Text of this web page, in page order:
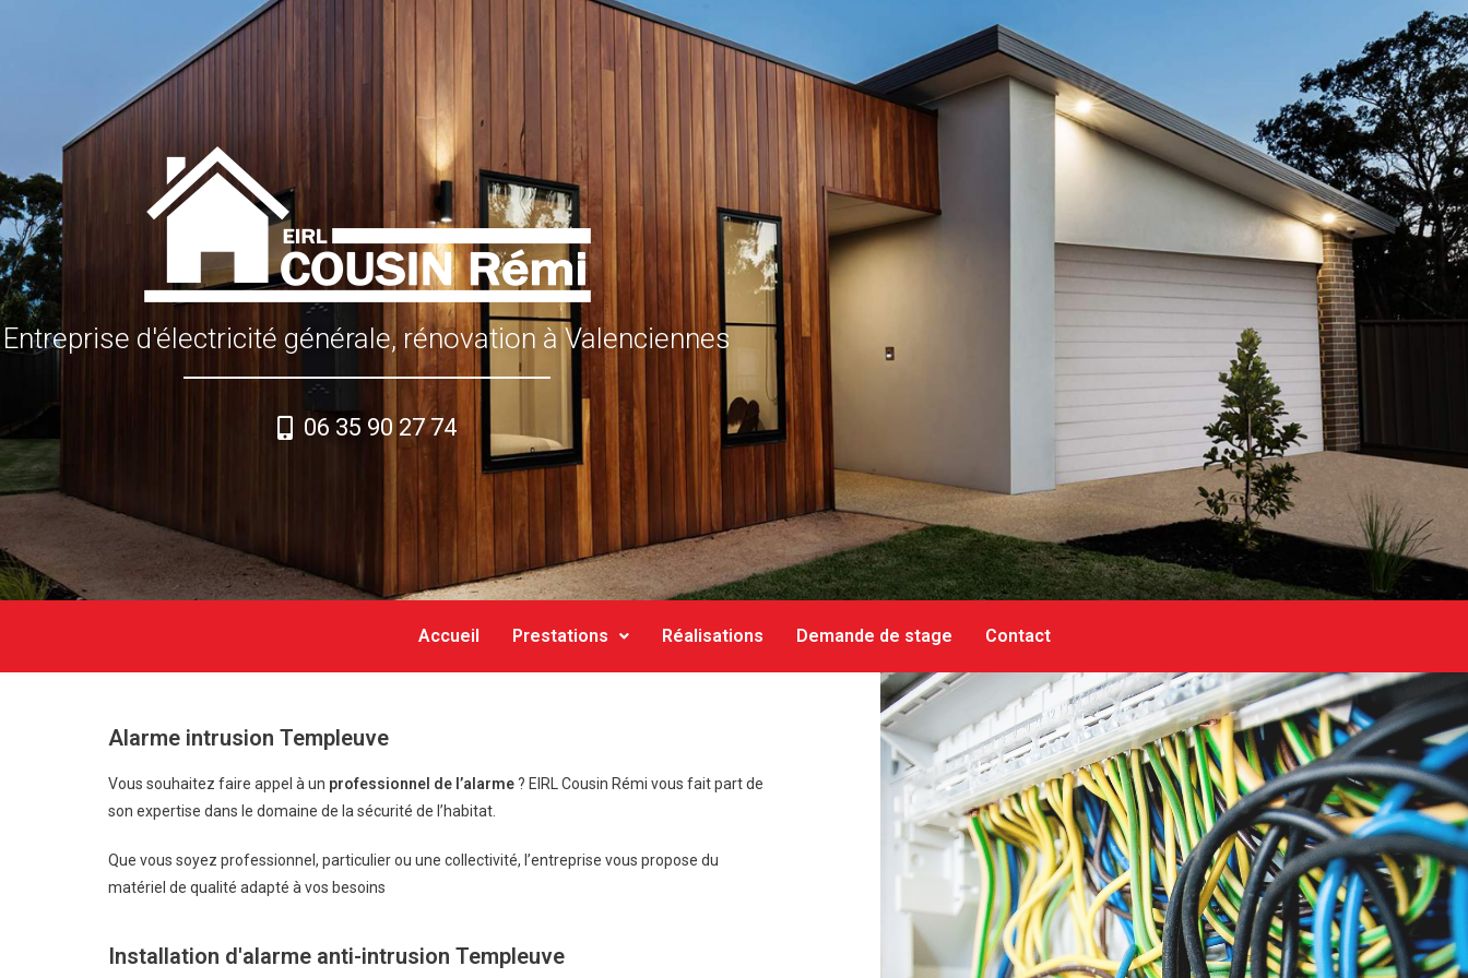
Entreprise d'électricité générale, rénovation à Valenciennes
06 35 90 27 74
Accueil Prestations Réalisations Demande de stage Contact
Alarme intrusion Templeuve
Vous souhaitez faire appel à un professionnel de l’alarme? EIRL Cousin Rémi vous fait part de
son expertise dans le domaine de la sécurité de l’habitat.
Que vous soyez professionnel, particulier ou une collectivité, l’entreprise vous propose du
matériel de qualité adapté à vos besoins
Installation d'alarme anti-intrusion Templeuve